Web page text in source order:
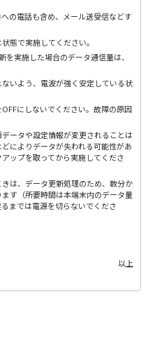
の電話も含め、メール送受信などす
態で実施してください。
実施した場合のデータ通信量は、
いよう、電波が強く安定している状
にしないでください。故障の原因
ータや設定情報が変更されることは
によりデータが失われる可能性があ
ップを取ってから実施してくださ
は、データ更新処理のため、数分か
す（所要時間は本端末内のデータ量
までは電源を切らないでくださ
以上